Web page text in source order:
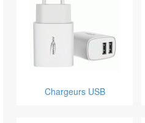
Chargeurs USB